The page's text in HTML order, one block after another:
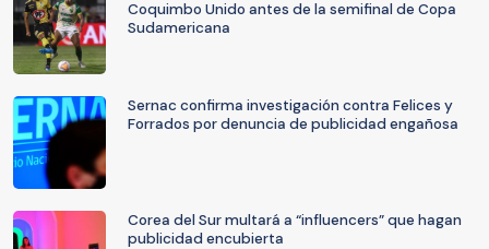
Coquimbo Unido antes de la semifinal de Copa
Sudamericana
Sernac confirma investigación contra Felices y
Forrados por denuncia de publicidad engañosa
Corea del Sur multará a “influencers” que hagan
publicidad encubierta